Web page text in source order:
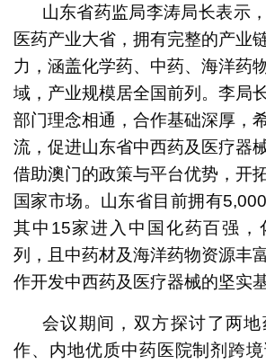
山东省药监局李涛局长表示
医药产业大省，拥有完整的产业
力，涵盖化学药、中药、海洋药
域，产业规模居全国前列。李局
部门理念相通，合作基础深厚，
流，促进山东省中西药及医疗器
借助澳门的政策与平台优势，开
国家市场。山东省目前拥有
其中15家进入中国化药百强，
列，且中药材及海洋药物资源丰
作开发中西药及医疗器械的坚实基
会议期间，双方探讨了两
作、内地优质中药医院制剂跨